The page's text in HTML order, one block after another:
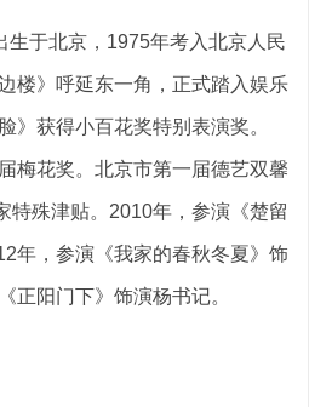
生于北京，1975年考入北京人民
楼》呼延东一角，正式踏入娱乐
》获得小百花奖特别表演奖。
梅花奖。北京市第一届德艺双馨
特殊津贴。2010年，参演《楚留
年，参演《我家的春秋冬夏》饰
正阳门下》饰演杨书记。